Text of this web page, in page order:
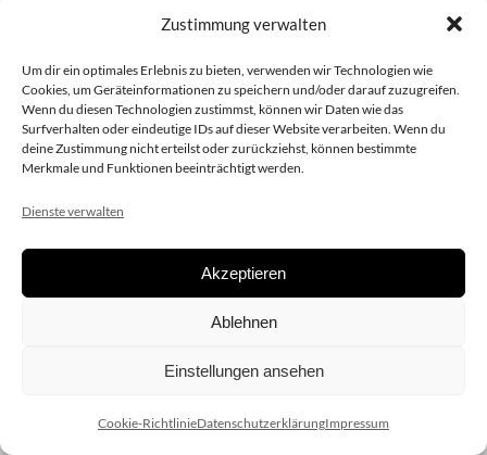
Zustimmung verwalten
Um dir ein optimales Erlebnis zu bieten, verwenden wir Technologien wie
Cookies, um Geräteinformationen zu speichern und/oder darauf zuzugreifen.
Wenn du diesen Technologien zustimmst, können wir Daten wie das
Surfverhalten oder eindeutige IDs auf dieser Website verarbeiten. Wenn du
deine Zustimmung nicht erteilst oder zurückziehst, können bestimmte
Merkmale und Funktionen beeinträchtigt werden.
Dienste verwalten
Akzeptieren
Ablehnen
Einstellungen ansehen
Cookie-RichtlinieDatenschutzerklärungImpressum
Copyright 2020 dieSCHAUsteller.at |Datenschützerklärung|
| Design:www.ARGEntur.at